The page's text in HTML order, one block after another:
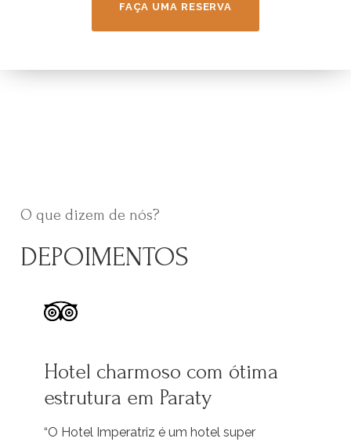
FAÇA UMA RESERVA
O que dizem de nós?
DEPOIMENTOS
Hotel charmoso com ótima
estrutura em Paraty
“O Hotel Imperatriz é um hotel super